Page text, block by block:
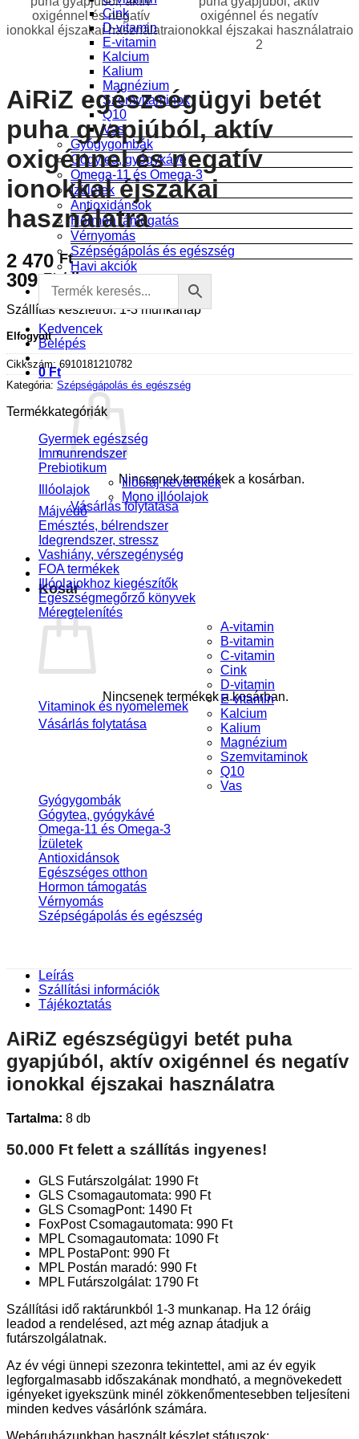
Cink
D-vitamin
E-vitamin
Kalcium
Kalium
Magnézium
Szemvitaminok
Q10
Vas
Gyógygombák
Gógytea, gyógykávé
Omega-11 és Omega-3
Ízületek
Antioxidánsok
Hormon támogatás
Vérnyomás
Szépségápolás és egészség
Havi akciók
Kedvencek
Belépés
0Ft
Nincsenek termékek a kosárban.
Vásárlás folytatása
Kosár
Nincsenek termékek a kosárban.
Vásárlás folytatása
AiRiZ egészségügyi betét
puha gyapjúból, aktív
oxigénnel és negatív
ionokkal éjszakai
használatra
2 470Ft
309Ft /db
Szállítás készletről: 1-3 munkanap
Elfogyott
Cikkszám: 6910181210782
Kategória: Szépségápolás és egészség
Termékkategóriák
Gyermek egészség
Immunrendszer
Prebiotikum
Illóolajok
Illóolaj keverékek
Mono illóolajok
Májvédő
Emésztés, bélrendszer
Idegrendszer, stressz
Vashiány, vérszegénység
FOA termékek
Illóolajokhoz kiegészítők
Egészségmegőrző könyvek
Méregtelenítés
Vitaminok és nyomelemek
A-vitamin
B-vitamin
C-vitamin
Cink
D-vitamin
E-vitamin
Kalcium
Kalium
Magnézium
Szemvitaminok
Q10
Vas
Gyógygombák
Gógytea, gyógykávé
Omega-11 és Omega-3
Ízületek
Antioxidánsok
Egészséges otthon
Hormon támogatás
Vérnyomás
Szépségápolás és egészség
Leírás
Szállítási információk
Tájékoztatás
AiRiZ egészségügyi betét puha
gyapjúból, aktív oxigénnel és negatív
ionokkal éjszakai használatra
Tartalma: 8 db
50.000 Ft felett a szállítás ingyenes!
GLS Futárszolgálat: 1990 Ft
GLS Csomagautomata: 990 Ft
GLS CsomagPont: 1490 Ft
FoxPost Csomagautomata: 990 Ft
MPL Csomagautomata: 1090 Ft
MPL PostaPont: 990 Ft
MPL Postán maradó: 990 Ft
MPL Futárszolgálat: 1790 Ft
Szállítási idő raktárunkból 1-3 munkanap. Ha 12 óráig
leadod a rendelésed, azt még aznap átadjuk a
futárszolgálatnak.
Az év végi ünnepi szezonra tekintettel, ami az év egyik
legforgalmasabb időszakának mondható, a megnövekedett
igényeket igyekszünk minél zökkenőmentesebben teljesíteni
minden kedves vásárlónk számára.
Webáruházunkban használt készlet státuszok: